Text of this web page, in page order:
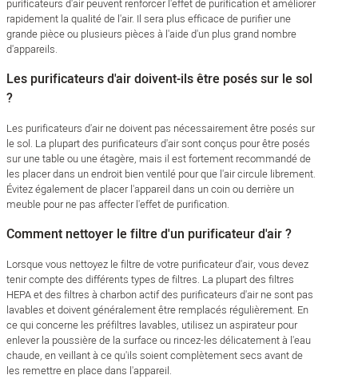
purificateurs d'air peuvent renforcer l'effet de purification et améliorer
rapidement la qualité de l'air. Il sera plus efficace de purifier une
grande pièce ou plusieurs pièces à l'aide d'un plus grand nombre
d'appareils.
Les purificateurs d'air doivent-ils être posés sur le sol
?
Les purificateurs d'air ne doivent pas nécessairement être posés sur
le sol. La plupart des purificateurs d'air sont conçus pour être posés
sur une table ou une étagère, mais il est fortement recommandé de
les placer dans un endroit bien ventilé pour que l'air circule librement.
Évitez également de placer l'appareil dans un coin ou derrière un
meuble pour ne pas affecter l'effet de purification.
Comment nettoyer le filtre d'un purificateur d'air ?
Lorsque vous nettoyez le filtre de votre purificateur d'air, vous devez
tenir compte des différents types de filtres. La plupart des filtres
HEPA et des filtres à charbon actif des purificateurs d'air ne sont pas
lavables et doivent généralement être remplacés régulièrement. En
ce qui concerne les préfiltres lavables, utilisez un aspirateur pour
enlever la poussière de la surface ou rincez-les délicatement à l'eau
chaude, en veillant à ce qu'ils soient complètement secs avant de
les remettre en place dans l'appareil.